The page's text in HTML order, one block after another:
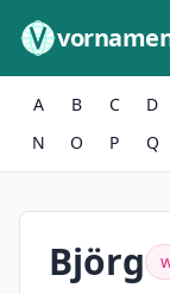
A B C D
N
O P Q
Björg